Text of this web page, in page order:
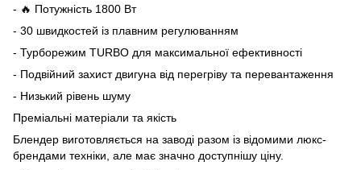
- 🔥 Потужність 1800 Вт
- 30 швидкостей із плавним регулюванням
- Турборежим TURBO для максимальної ефективності
- Подвійний захист двигуна від перегріву та перевантаження
- Низький рівень шуму
Преміальні матеріали та якість
Блендер виготовляється на заводі разом із відомими люкс-
брендами техніки, але має значно доступнішу ціну.